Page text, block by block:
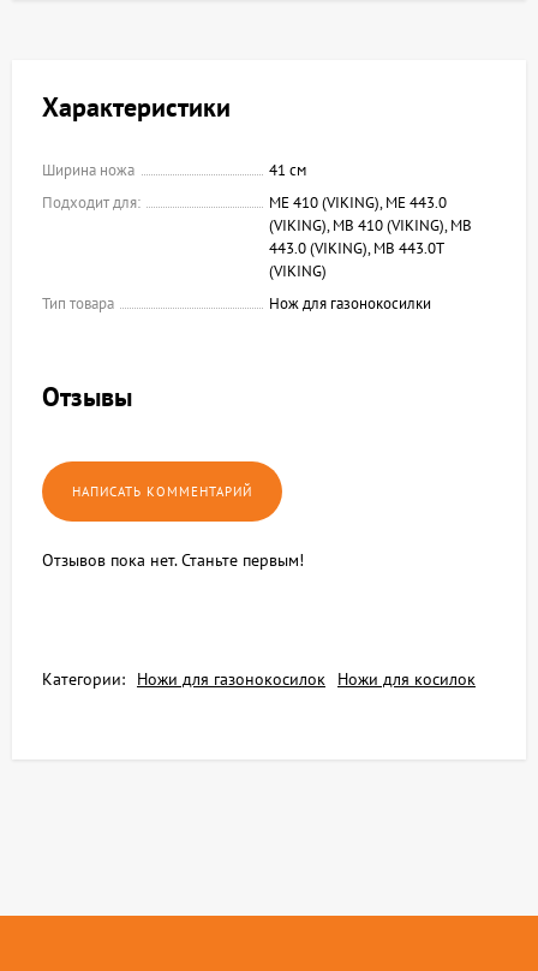
Характеристики
Ширина ножа
41 см
Подходит для:
ME 410 (VIKING), ME 443.0
(VIKING), MB 410 (VIKING), MB
443.0 (VIKING), MB 443.0T
(VIKING)
Тип товара
Нож для газонокосилки
Отзывы
Отзывов пока нет. Станьте первым!
Категории: Ножи для газонокосилок Ножи для косилок